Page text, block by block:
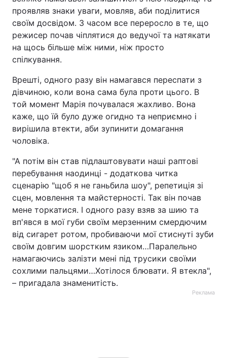
проявляв знаки уваги, мовляв, аби поділитися
своїм досвідом. З часом все переросло в те, що
режисер почав чіплятися до ведучої та натякати
на щось більше між ними, ніж просто
спілкування.
Врешті, одного разу він намагався переспати з
дівчиною, коли вона сама була проти цього. В
той момент Марія почувалася жахливо. Вона
каже, що їй було дуже огидно та неприємно і
вирішила втекти, аби зупинити домагання
чоловіка.
"А потім він став підлаштовувати наші раптові
перебування наодинці - додаткова читка
сценарію "щоб я не ганьбила шоу", репетиція зі
сцен, мовлення та майстерності. Так він почав
мене торкатися. І одного разу взяв за шию та
вп'явся в мої губи своїм мерзенним смердючим
від сигарет ротом, пробиваючи мої стиснуті зуби
своїм довгим шорстким язиком…Паралельно
намагаючись залізти мені під трусики своїми
сохлими пальцями…Хотілося блювати. Я втекла",
– пригадала знаменитість.
Реклама